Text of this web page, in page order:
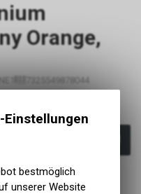
Orange,
7325549878044
bestmöglich
unserer Website